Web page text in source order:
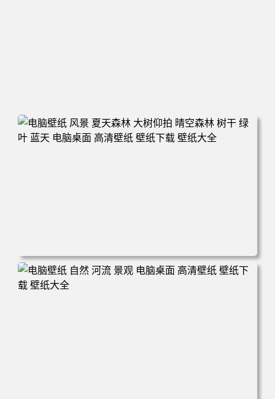
电脑壁纸 风景 夏天森林 大树仰拍 晴空森林 树干 绿叶 蓝天
电脑桌面 高清壁纸 壁纸下载 壁纸大全